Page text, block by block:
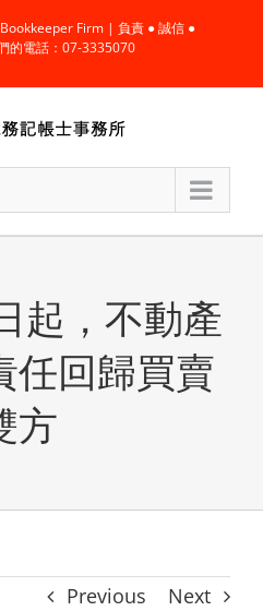
Firm | 負責 ● 誠信 ●
的電話：07-3335070
起，不動產
任回歸買賣
方
Previous Next